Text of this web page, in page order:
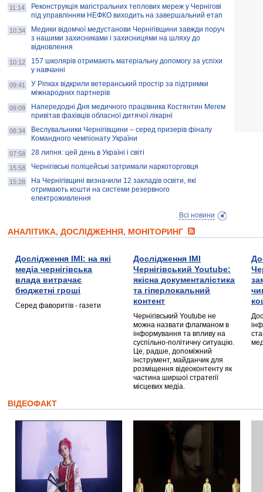
11:14
Реконструкція магістральних теплових мереж у Чернігові
під управлінням НЕФКО виходить на завершальний етап
10:34
Медики відомчої медустанови Чернігівщини завжди поруч
з нашими захисниками і захисницями на шляху до
відновлення
10:12
157 школярів отримають матеріальну допомогу за успіхи
у навчанні
09:41
У Ріпках відкрили ветеранський простір за підтримки
міжнародних партнерів
09:09
Напередодні Дня медичного працівника Костянтин Мегем
привітав фахівців обласної дитячої лікарні
08:34
Веслувальники Чернігівщини – серед призерів фіналу
Командного чемпіонату України
07:58 28 липня: цей день в Україні і світі
15:58 Чернігівські поліцейські затримали наркоторговця
15:28
На Чернігівщині визначили 12 закладів освіти, які
отримають кошти на системи резервного
електроживлення
Всі новини
АНАЛІТИКА, ДОСЛІДЖЕННЯ, МОНІТОРИНГ
Дослідження ІМІ: на які
медіа чернігівська
влада витрачає
бюджетні гроші
Серед фаворитів - газети
Дослідження ІМІ
Чернігівський Youtube:
якісна документалістика
та гіперлокальний
контент
Чернігівський Youtube не
можна назвати флагманом в
інформування та впливу на
суспільно-політичну ситуацію.
Це, радше, допоміжний
інструмент, майданчик для
розміщення відеоконтенту як
частина ширшої стратегії
місцевих медіа.
ВІДЕОФАКТ